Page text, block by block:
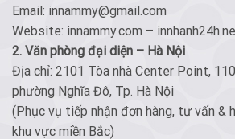
Email: innammy@gmail.com
Website: innammy.com –
2. Văn phòng đại diện – Hà Nội
Địa chỉ: 2101 Tòa nhà Center Point,
phường Nghĩa Đô, Tp. Hà Nội
(Phục vụ tiếp nhận đơn hàng, tư vấn &
khu vực miền Bắc)